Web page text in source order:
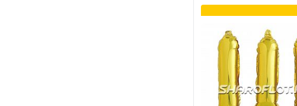
Купить в 1 клик
В избранное
В наличии